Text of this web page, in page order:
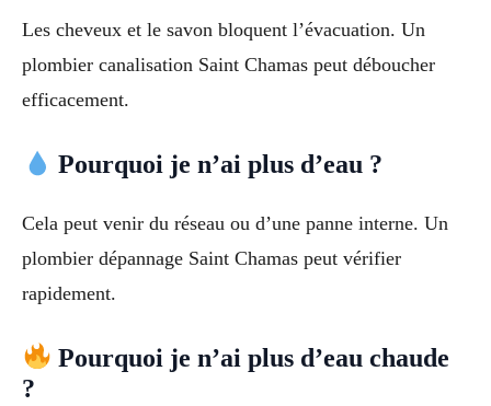
Les cheveux et le savon bloquent l’évacuation. Un
plombier canalisation Saint Chamas peut déboucher
efficacement.
Pourquoi je n’ai plus d’eau ?
Cela peut venir du réseau ou d’une panne interne. Un
plombier dépannage Saint Chamas peut vérifier
rapidement.
Pourquoi je n’ai plus d’eau chaude
?